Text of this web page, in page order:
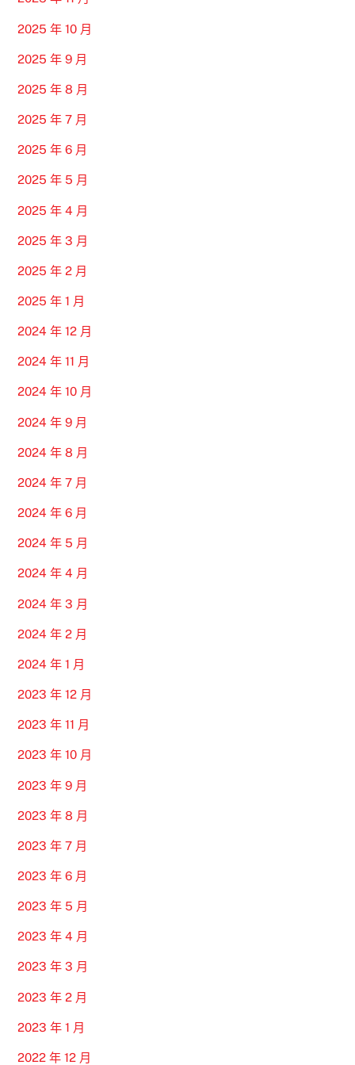
2025 年 10 月
2025 年 9 月
2025 年 8 月
2025 年 7 月
2025 年 6 月
2025 年 5 月
2025 年 4 月
2025 年 3 月
2025 年 2 月
2025 年 1 月
2024 年 12 月
2024 年 11 月
2024 年 10 月
2024 年 9 月
2024 年 8 月
2024 年 7 月
2024 年 6 月
2024 年 5 月
2024 年 4 月
2024 年 3 月
2024 年 2 月
2024 年 1 月
2023 年 12 月
2023 年 11 月
2023 年 10 月
2023 年 9 月
2023 年 8 月
2023 年 7 月
2023 年 6 月
2023 年 5 月
2023 年 4 月
2023 年 3 月
2023 年 2 月
2023 年 1 月
2022 年 12 月